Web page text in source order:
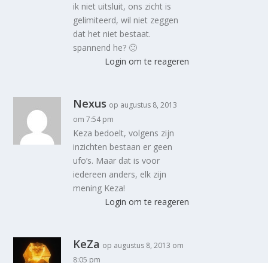
ik niet uitsluit, ons zicht is
gelimiteerd, wil niet zeggen
dat het niet bestaat.
spannend he? 🙂
Login om te reageren
Nexus op augustus 8, 2013
om 7:54 pm
Keza bedoelt, volgens zijn
inzichten bestaan er geen
ufo’s. Maar dat is voor
iedereen anders, elk zijn
mening Keza!
Login om te reageren
KeZa op augustus 8, 2013 om
8:05 pm